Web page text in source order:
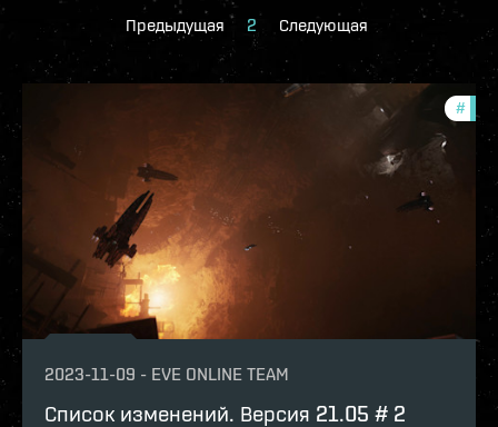
Предыдущая 2 Следующая
#
2023-11-09 - EVE ONLINE TEAM
Список изменений. Версия 21.05 # 2